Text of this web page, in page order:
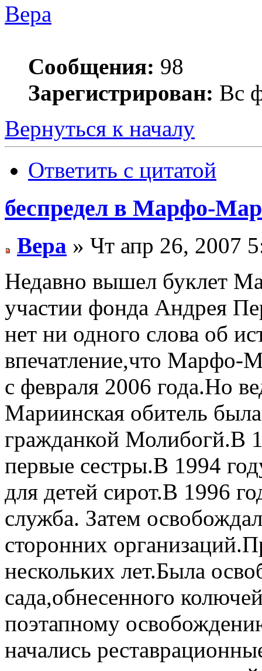
Вера
Сообщения: 98
Зарегистрирован: Вс
Вернуться к началу
Ответить с цитатой
беспредел в Марфо-
Вера » Чт апр 26, 2007
Недавно вышел буклет
участии фонда Андрея
нет ни одного слова об
впечатление,что Марфо-
с февраля 2006 года.Но
Мариинская обитель
гражданкой Молибогй.В
первые сестры.В 1994
для детей сирот.В 1996
служба. Затем
сторонних
нескольких лет.Была
сада,обнесенного
поэтапному
начались